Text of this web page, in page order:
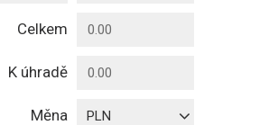
Celkem
K úhradě
Měna PLN